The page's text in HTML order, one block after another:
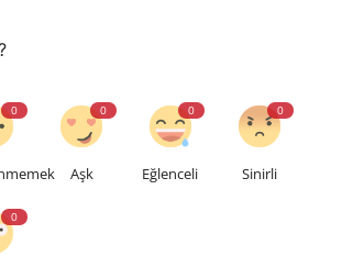
0 0
Aşk
0
Eğlenceli
0
Sinirli
0